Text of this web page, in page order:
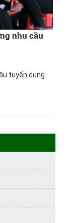
nhu cầu
tuyển dụng